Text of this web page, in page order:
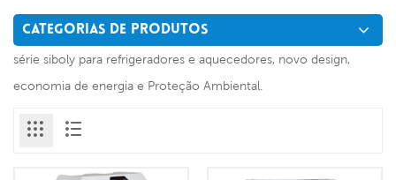
CATEGORIAS DE PRODUTOS
série siboly para refrigeradores e aquecedores, novo design,
economia de energia e Proteção Ambiental.